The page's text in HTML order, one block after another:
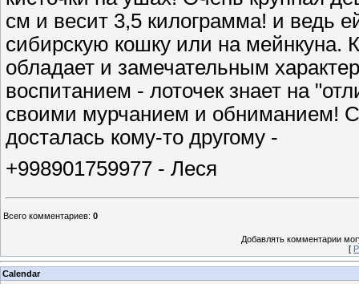
см и весит 3,5 килограмма! и ведь
сибирскую кошку или на
обладает и замечательным
воспитанием - лоточек знает на
своими мурчанием и обниманием!
досталась кому-то другому -
+998901759977 - Леся
Всего комментариев: 0
Добавлять комментарии
[
Calendar